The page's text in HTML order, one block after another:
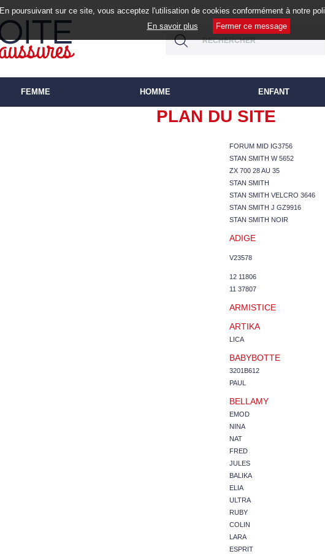
FEMME HOMME ENFANT
PLAN DU SITE
FORUM MID IG3756
STAN SMITH W 5652
ZX 700 28 AU 35
STAN SMITH
STAN SMITH VELCRO 3646
STAN SMITH J GZ9916
STAN SMITH NOIR
ADIGE
V23578
12 11806
11 37807
ARMISTICE
ARTIKA
LICA
BABYBOTTE
3201B612
PAUL
BELLAMY
EMOD
NINA
NAT
FRED
JULES
BALIKA
ELIA
ULTRA
RUBY
COLIN
LARA
ESPRIT
En poursuivant sur ce site, vous acceptez l'utilisation de cookies conformément à notre
En savoir plus
Fermer ce message